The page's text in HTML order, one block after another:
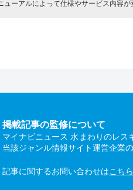
ューアルによって仕様やサービス内容
掲載記事の監修について
マイナビニュース 水まわりのレス
当該ジャンル情報サイト運営企業
記事に関するお問い合わせはこちら